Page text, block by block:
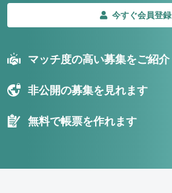
今すぐ会員登録
マッチ度の高い募集をご紹介
非公開の募集を見れます
無料で帳票を作れます